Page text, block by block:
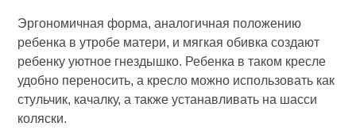
Эргономичная форма, аналогичная положению
ребенка в утробе матери, и мягкая обивка создают
ребенку уютное гнездышко. Ребенка в таком кресле
удобно переносить, а кресло можно использовать как
стульчик, качалку, а также устанавливать на шасси
коляски.